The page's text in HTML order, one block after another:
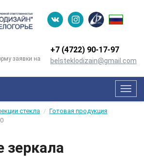
заявки на
+7 (4722) 90-­17-­97
belsteklodizain@gmail.com
Меню
стекла
Готовая продукция
0